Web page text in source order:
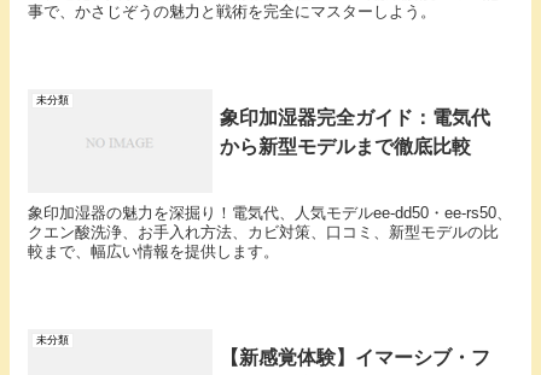
事で、かさじぞうの魅力と戦術を完全にマスターしよう。
未分類
象印加湿器完全ガイド：電気代
から新型モデルまで徹底比較
象印加湿器の魅力を深掘り！電気代、人気モデルee-dd50・ee-rs50、
クエン酸洗浄、お手入れ方法、カビ対策、口コミ、新型モデルの比
較まで、幅広い情報を提供します。
未分類
【新感覚体験】イマーシブ・フ